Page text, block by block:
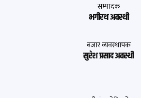
सम्पादक
भगीरथ अवस्थी
बजार व्यवस्थापक
सुरेश प्रसाद अवस्थी